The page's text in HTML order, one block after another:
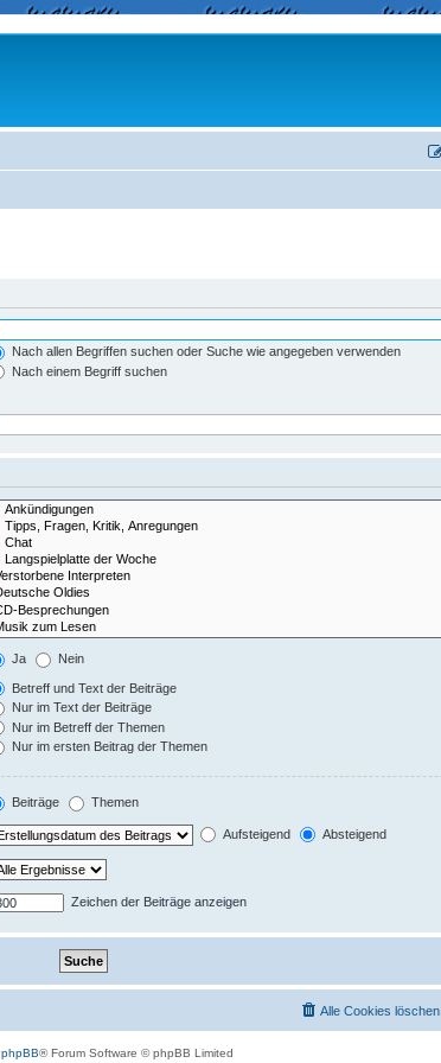
Nach allen Begriffen suchen oder Suche wie angegeben verwenden
Nach einem Begriff suchen
Ja Nein
Betreff und Text der Beiträge
Nur im Text der Beiträge
Nur im Betreff der Themen
Nur im ersten Beitrag der Themen
Beiträge Themen
Aufsteigend Absteigend
Zeichen der Beiträge anzeigen
Alle Cookies löschen
phpBB® Forum Software © phpBB Limited